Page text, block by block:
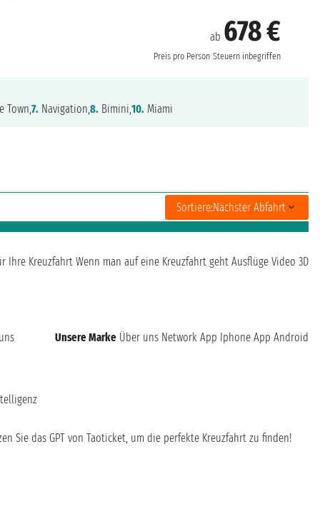
ab 678 €
Preis pro Person Steuern inbegriffen
Town,7. Navigation,8. Bimini,10. Miami
Sortiere:Nächster Abfahrt
Ihre Kreuzfahrt Wenn man auf eine Kreuzfahrt geht Ausflüge Video 3D
Unsere Marke Über uns Network App Iphone App Android
Sie das GPT von Taoticket, um die perfekte Kreuzfahrt zu finden!